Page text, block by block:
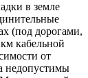
в земле
(под дорогами,
кабельной
от
недопустимы